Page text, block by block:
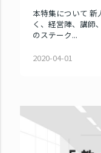
本特集について 新
く、経営陣、講師
のステーク...
2020-04-01